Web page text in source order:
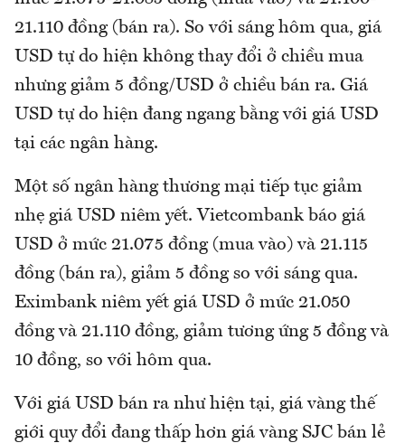
21.110 đồng (bán ra). So với sáng hôm qua, giá
USD tự do hiện không thay đổi ở chiều mua
nhưng giảm 5 đồng/USD ở chiều bán ra. Giá
USD tự do hiện đang ngang bằng với giá USD
tại các ngân hàng.
Một số ngân hàng thương mại tiếp tục giảm
nhẹ giá USD niêm yết. Vietcombank báo giá
USD ở mức 21.075 đồng (mua vào) và 21.115
đồng (bán ra), giảm 5 đồng so với sáng qua.
Eximbank niêm yết giá USD ở mức 21.050
đồng và 21.110 đồng, giảm tương ứng 5 đồng và
10 đồng, so với hôm qua.
Với giá USD bán ra như hiện tại, giá vàng thế
giới quy đổi đang thấp hơn giá vàng SJC bán lẻ